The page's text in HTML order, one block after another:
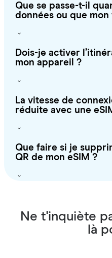
Que se passe-t-il
données ou que
Dois-je activer
mon appareil ?
La vitesse de
réduite avec une
Que faire si je
QR de mon eSIM ?
Ne t'inquiète
là